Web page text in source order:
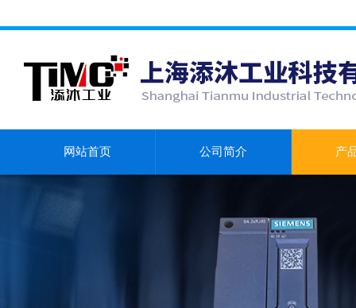
网站首页 公司简介 产